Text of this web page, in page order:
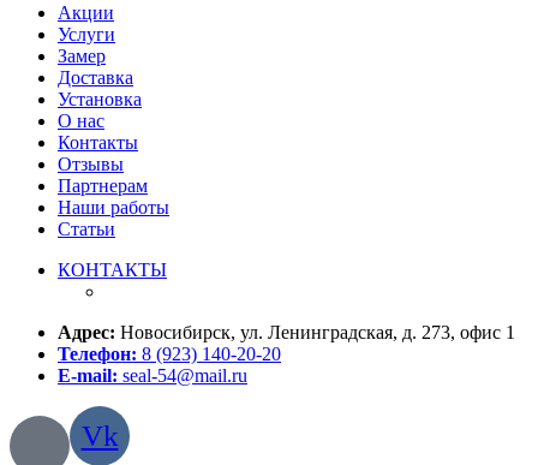
Акции
Услуги
Замер
Доставка
Установка
О нас
Контакты
Отзывы
Партнерам
Наши работы
Статьи
КОНТАКТЫ
Адрес: Новосибирск, ул. Ленинградская, д. 273, офис 1
Телефон: 8 (923) 140-20-20
E-mail: seal-54@mail.ru
Vk